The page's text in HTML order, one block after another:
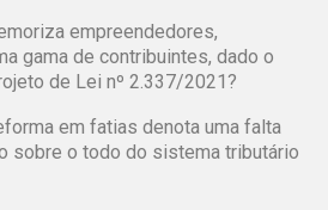
empreendedores,
gama de contribuintes, dado o
de Lei nº 2.337/2021?
em fatias denota uma falta
sobre o todo do sistema tributário